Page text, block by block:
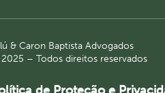
& Caron Baptista Advogados
– Todos direitos reservados